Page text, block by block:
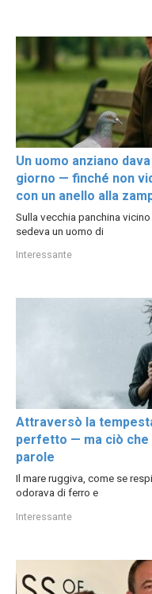
Un uomo anziano
giorno — finché non
con un anello alla
Sulla vecchia panchina
sedeva un uomo di
Interessante
Attraversò la
perfetto — ma ciò che
parole
Il mare ruggiva, come se
odorava di ferro e
Interessante